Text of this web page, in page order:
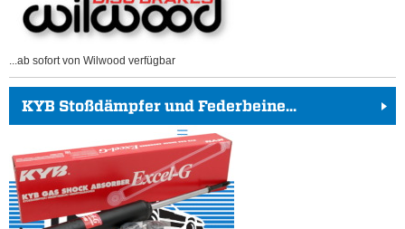
...ab sofort von Wilwood verfügbar
KYB Stoßdämpfer und Federbeine...